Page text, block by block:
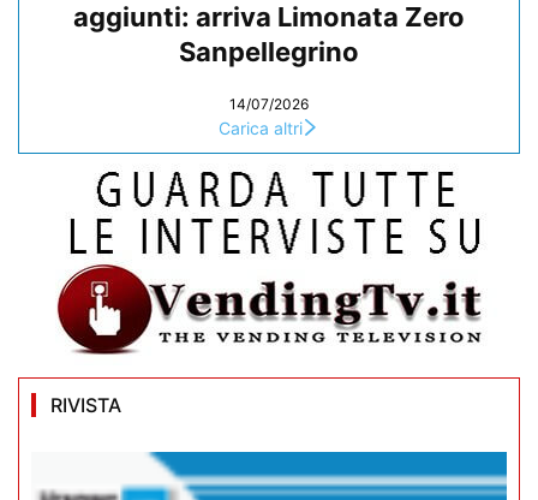
aggiunti: arriva Limonata Zero
Sanpellegrino
14/07/2026
Carica altri
RIVISTA